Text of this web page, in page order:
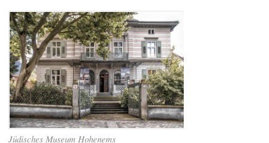
Jüdisches Museum Hohenems